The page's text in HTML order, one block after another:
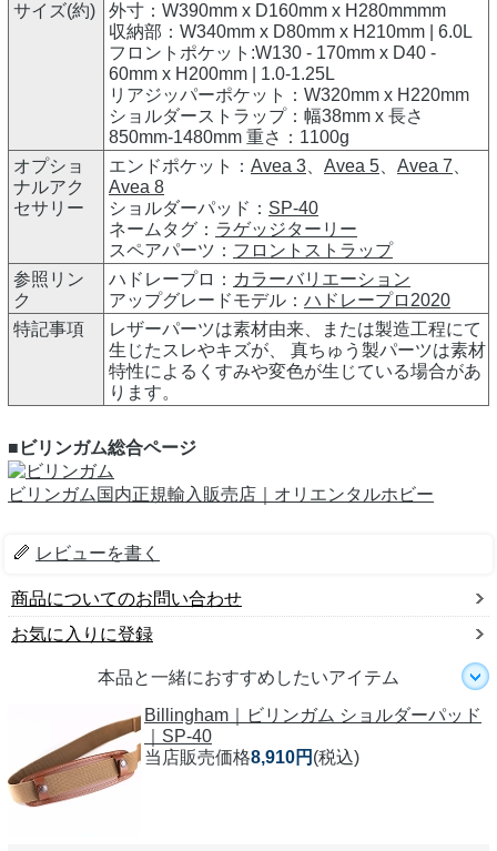
サイズ(約)
外寸：W390mm x D160mm x H280mmmm
収納部：W340mm x D80mm x H210mm | 6.0L
フロントポケット:W130 - 170mm x D40 -
60mm x H200mm | 1.0-1.25L
リアジッパーポケット：W320mm x H220mm
ショルダーストラップ：幅38mm x 長さ
850mm-1480mm 重さ：1100g
オプショ
ナルアク
セサリー
エンドポケット： Avea 3 Avea 5 Avea 7
Avea 8
ショルダーパッド： SP-40
ネームタグ： ラゲッジターリー
スペアパーツ： フロントストラップ
参照リン
ク
ハドレープロ： カラーバリエーション
アップグレードモデル： ハドレープロ2020
特記事項
レザーパーツは素材由来、または製造工程にて
生じたスレやキズが、 真ちゅう製パーツは素材
特性によるくすみや変色が生じている場合があ
ります。
■ビリンガム総合ページ
ビリンガム国内正規輸入販売店｜オリエンタルホビー
レビューを書く
商品についてのお問い合わせ
お気に入りに登録
本品と一緒におすすめしたいアイテム
Billingham｜ビリンガム ショルダーパッド
｜SP-40
当店販売価格8,910円 (税込)